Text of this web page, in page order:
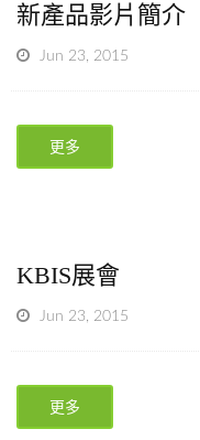
新產品影片簡介
Jun 23, 2015
更多
KBIS展會
Jun 23, 2015
更多